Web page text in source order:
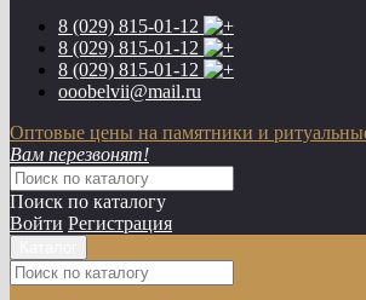
8 (029) 815-01-12
8 (029) 815-01-12
8 (029) 815-01-12
ooobelvii@mail.ru
Оптовые цены на памятники и
Вам перезвонят!
Поиск по каталогу
Войти Регистрация